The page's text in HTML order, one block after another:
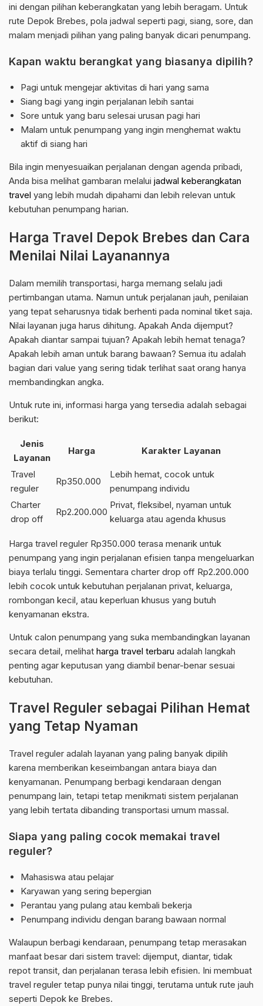
ini dengan pilihan keberangkatan yang lebih beragam. Untuk
rute Depok Brebes, pola jadwal seperti pagi, siang, sore, dan
malam menjadi pilihan yang paling banyak dicari penumpang.
Kapan waktu berangkat yang biasanya dipilih?
Pagi untuk mengejar aktivitas di hari yang sama
Siang bagi yang ingin perjalanan lebih santai
Sore untuk yang baru selesai urusan pagi hari
Malam untuk penumpang yang ingin menghemat waktu
aktif di siang hari
Bila ingin menyesuaikan perjalanan dengan agenda pribadi,
Anda bisa melihat gambaran melalui jadwal keberangkatan
travel yang lebih mudah dipahami dan lebih relevan untuk
kebutuhan penumpang harian.
Harga Travel Depok Brebes dan Cara
Menilai Nilai Layanannya
Dalam memilih transportasi, harga memang selalu jadi
pertimbangan utama. Namun untuk perjalanan jauh, penilaian
yang tepat seharusnya tidak berhenti pada nominal tiket saja.
Nilai layanan juga harus dihitung. Apakah Anda dijemput?
Apakah diantar sampai tujuan? Apakah lebih hemat tenaga?
Apakah lebih aman untuk barang bawaan? Semua itu adalah
bagian dari value yang sering tidak terlihat saat orang hanya
membandingkan angka.
Untuk rute ini, informasi harga yang tersedia adalah sebagai
berikut:
Jenis
Layanan
Harga Karakter Layanan
Travel
reguler
Rp350.000
Lebih hemat, cocok untuk
penumpang individu
Charter
drop off
Rp2.200.000
Privat, fleksibel, nyaman untuk
keluarga atau agenda khusus
Harga travel reguler Rp350.000 terasa menarik untuk
penumpang yang ingin perjalanan efisien tanpa mengeluarkan
biaya terlalu tinggi. Sementara charter drop off Rp2.200.000
lebih cocok untuk kebutuhan perjalanan privat, keluarga,
rombongan kecil, atau keperluan khusus yang butuh
kenyamanan ekstra.
Untuk calon penumpang yang suka membandingkan layanan
secara detail, melihat harga travel terbaru adalah langkah
penting agar keputusan yang diambil benar-benar sesuai
kebutuhan.
Travel Reguler sebagai Pilihan Hemat
yang Tetap Nyaman
Travel reguler adalah layanan yang paling banyak dipilih
karena memberikan keseimbangan antara biaya dan
kenyamanan. Penumpang berbagi kendaraan dengan
penumpang lain, tetapi tetap menikmati sistem perjalanan
yang lebih tertata dibanding transportasi umum massal.
Siapa yang paling cocok memakai travel
reguler?
Mahasiswa atau pelajar
Karyawan yang sering bepergian
Perantau yang pulang atau kembali bekerja
Penumpang individu dengan barang bawaan normal
Walaupun berbagi kendaraan, penumpang tetap merasakan
manfaat besar dari sistem travel: dijemput, diantar, tidak
repot transit, dan perjalanan terasa lebih efisien. Ini membuat
travel reguler tetap punya nilai tinggi, terutama untuk rute jauh
seperti Depok ke Brebes.